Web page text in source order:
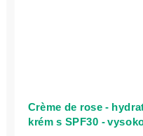
Crème de rose -
krém s SPF30 -